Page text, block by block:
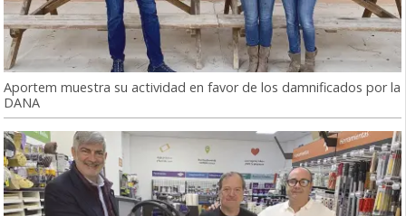
Aportem muestra su actividad en favor de los damnificados por la
DANA